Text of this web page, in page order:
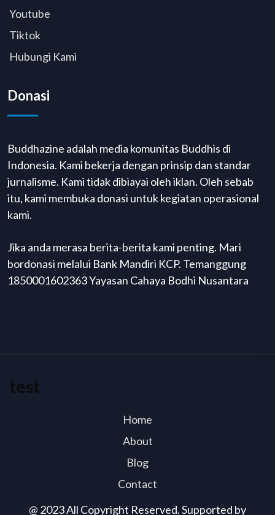
Youtube
Tiktok
Hubungi Kami
Donasi
Buddhazine adalah media komunitas Buddhis di
Indonesia. Kami bekerja dengan prinsip dan standar
jurnalisme. Kami tidak dibiayai oleh iklan. Oleh sebab
itu, kami membuka donasi untuk kegiatan operasional
kami.
Jika anda merasa berita-berita kami penting. Mari
bordonasi melalui Bank Mandiri KCP. Temanggung
1850001602363 Yayasan Cahaya Bodhi Nusantara
@ 2023 All Copyright Reserved. Supported by
test
Home
About
Blog
Contact